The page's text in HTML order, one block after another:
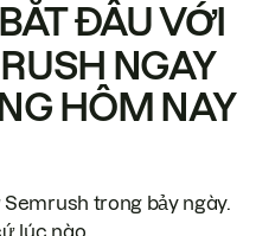
ĐẦU VỚI
NGAY
HÔM NAY
Semrush trong bảy ngày.
lúc nào.